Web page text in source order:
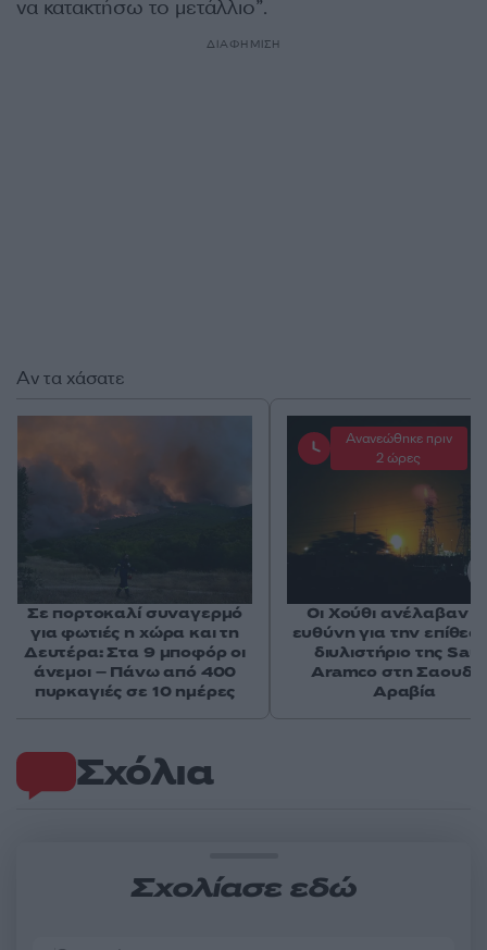
να κατακτήσω το μετάλλιο”.
ΔΙΑΦΗΜΙΣΗ
Σχόλια
Σχολίασε εδώ
Αν τα χάσατε
Σε πορτοκαλί συναγερμό
για φωτιές η χώρα και τη
Δευτέρα: Στα 9 μποφόρ οι
άνεμοι – Πάνω από 400
πυρκαγιές σε 10 ημέρες
Ανανεώθηκε πριν
2 ώρες
Οι Χούθι ανέλαβαν
ευθύνη για την
διυλιστήριο της
Aramco στη
Αραβία